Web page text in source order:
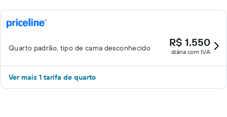
Quarto padrão, tipo de cama desconhecido R$ 1.550
diária com IVA
Ver mais 1 tarifa de quarto